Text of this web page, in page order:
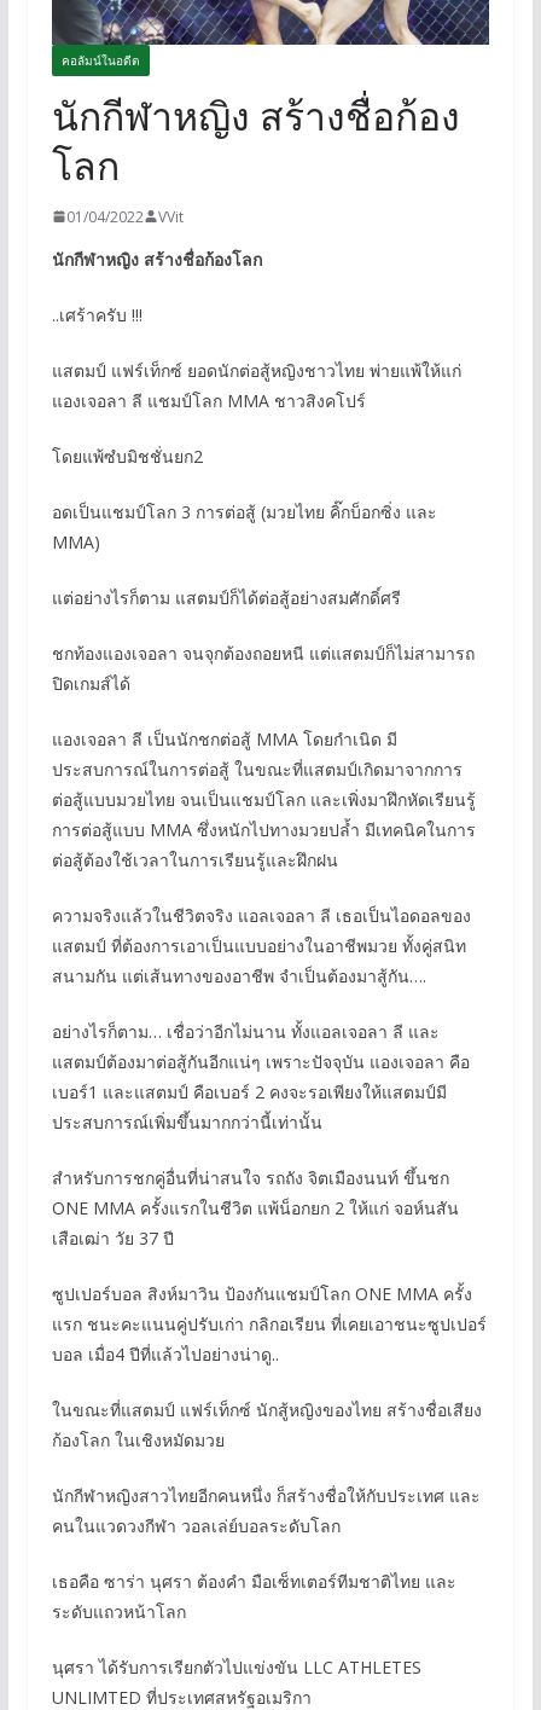
คอลัมน์ในอดีต
นักกีฬาหญิง สร้างชื่อก้อง
โลก
01/04/2022 VVit
นักกีฬาหญิง สร้างชื่อก้องโลก
..เศร้าครับ !!!
แสตมป์ แฟร์เท็กซ์ ยอดนักต่อสู้หญิงชาวไทย พ่ายแพ้ให้แก่
แองเจอลา ลี แชมป์โลก MMA ชาวสิงคโปร์
โดยแพ้ซํบมิชชั่นยก2
อดเป็นแชมป์โลก 3 การต่อสู้ (มวยไทย คิ๊กบ็อกซิ่ง และ
MMA)
แต่อย่างไรก็ตาม แสตมป์ก็ได้ต่อสู้อย่างสมศักดิ์ศรี
ชกท้องแองเจอลา จนจุกต้องถอยหนี แต่แสตมป์ก็ไม่สามารถ
ปิดเกมส์ได้
แองเจอลา ลี เป็นนักชกต่อสู้ MMA โดยกำเนิด มี
ประสบการณ์ในการต่อสู้ ในขณะที่แสตมป์เกิดมาจากการ
ต่อสู้แบบมวยไทย จนเป็นแชมป์โลก และเพิ่งมาฝึกหัดเรียนรู้
การต่อสู้แบบ MMA ซึ่งหนักไปทางมวยปล้ำ มีเทคนิคในการ
ต่อสู้ต้องใช้เวลาในการเรียนรู้และฝึกฝน
ความจริงแล้วในชีวิตจริง แอลเจอลา ลี เธอเป็นไอดอลของ
แสตมป์ ที่ต้องการเอาเป็นแบบอย่างในอาชีพมวย ทั้งคู่สนิท
สนามกัน แต่เส้นทางของอาชีพ จำเป็นต้องมาสู้กัน….
อย่างไรก็ตาม… เชื่อว่าอีกไม่นาน ทั้งแอลเจอลา ลี และ
แสตมป์ต้องมาต่อสู้กันอีกแน่ๆ เพราะปัจจุบัน แองเจอลา คือ
เบอร์1 และแสตมป์ คือเบอร์ 2 คงจะรอเพียงให้แสตมป์มี
ประสบการณ์เพิ่มขึ้นมากกว่านี้เท่านั้น
สำหรับการชกคู่อื่นที่น่าสนใจ รถถัง จิตเมืองนนท์ ขึ้นชก
ONE MMA ครั้งแรกในชีวิต แพ้น็อกยก 2 ให้แก่ จอห์นสัน
เสือเฒ่า วัย 37 ปี
ซูปเปอร์บอล สิงห์มาวิน ป้องกันแชมป์โลก ONE MMA ครั้ง
แรก ชนะคะแนนคู่ปรับเก่า กลิกอเรียน ที่เคยเอาชนะซูปเปอร์
บอล เมื่อ4 ปีที่แล้วไปอย่างน่าดู..
ในขณะที่แสตมป์ แฟร์เท็กซ์ นักสู้หญิงของไทย สร้างชื่อเสียง
ก้องโลก ในเชิงหมัดมวย
นักกีฬาหญิงสาวไทยอีกคนหนึ่ง ก็สร้างชื่อให้กับประเทศ และ
คนในแวดวงกีฬา วอลเล่ย์บอลระดับโลก
เธอคือ ซาร่า นุศรา ต้องคำ มือเซ็ทเตอร์ทีมชาติไทย และ
ระดับแถวหน้าโลก
นุศรา ได้รับการเรียกตัวไปแข่งขัน LLC ATHLETES
UNLIMTED ที่ประเทศสหรัฐอเมริกา